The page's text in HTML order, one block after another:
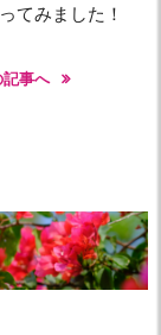
てみました！
記事へ